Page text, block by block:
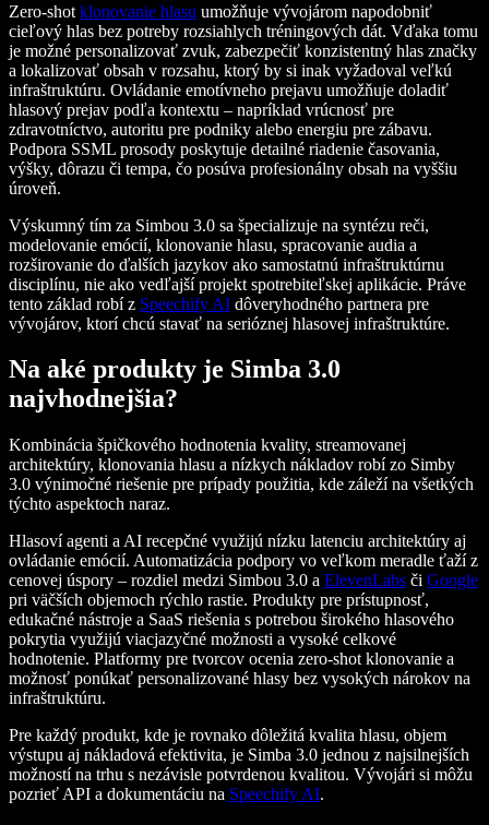
Zero-shot klonovanie hlasu umožňuje vývojárom napodobniť
cieľový hlas bez potreby rozsiahlych tréningových dát. Vďaka tomu
je možné personalizovať zvuk, zabezpečiť konzistentný hlas značky
a lokalizovať obsah v rozsahu, ktorý by si inak vyžadoval veľkú
infraštruktúru. Ovládanie emotívneho prejavu umožňuje doladiť
hlasový prejav podľa kontextu – napríklad vrúcnosť pre
zdravotníctvo, autoritu pre podniky alebo energiu pre zábavu.
Podpora SSML prosody poskytuje detailné riadenie časovania,
výšky, dôrazu či tempa, čo posúva profesionálny obsah na vyššiu
úroveň.
Výskumný tím za Simbou 3.0 sa špecializuje na syntézu reči,
modelovanie emócií, klonovanie hlasu, spracovanie audia a
rozširovanie do ďalších jazykov ako samostatnú infraštruktúrnu
disciplínu, nie ako vedľajší projekt spotrebiteľskej aplikácie. Práve
tento základ robí z Speechify AI dôveryhodného partnera pre
vývojárov, ktorí chcú stavať na serióznej hlasovej infraštruktúre.
Na aké produkty je Simba 3.0
najvhodnejšia?
Kombinácia špičkového hodnotenia kvality, streamovanej
architektúry, klonovania hlasu a nízkych nákladov robí zo Simby
3.0 výnimočné riešenie pre prípady použitia, kde záleží na všetkých
týchto aspektoch naraz.
Hlasoví agenti a AI recepčné využijú nízku latenciu architektúry aj
ovládanie emócií. Automatizácia podpory vo veľkom meradle ťaží z
cenovej úspory – rozdiel medzi Simbou 3.0 a ElevenLabs či Google
pri väčších objemoch rýchlo rastie. Produkty pre prístupnosť,
edukačné nástroje a SaaS riešenia s potrebou širokého hlasového
pokrytia využijú viacjazyčné možnosti a vysoké celkové
hodnotenie. Platformy pre tvorcov ocenia zero-shot klonovanie a
možnosť ponúkať personalizované hlasy bez vysokých nárokov na
infraštruktúru.
Pre každý produkt, kde je rovnako dôležitá kvalita hlasu, objem
výstupu aj nákladová efektivita, je Simba 3.0 jednou z najsilnejších
možností na trhu s nezávisle potvrdenou kvalitou. Vývojári si môžu
pozrieť API a dokumentáciu na Speechify AI.